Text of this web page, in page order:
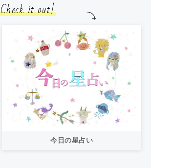
Check it out!
今日の星占い